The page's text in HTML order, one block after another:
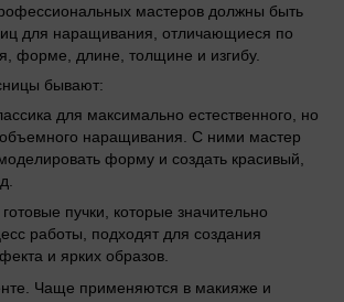
мастеров должны быть
для наращивания, отличающиеся по
форме, длине, толщине и изгибу.
бывают:
для максимально естественного, но
наращивания. С ними мастер
форму и создать красивый,
пучки, которые значительно
работы, подходят для создания
и ярких образов.
Чаще применяются в макияже и